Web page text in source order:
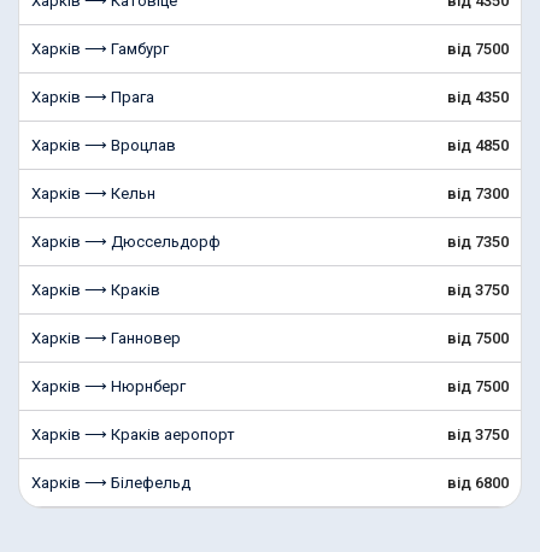
Харків ⟶ Гамбург від 7500
Харків ⟶ Прага від 4350
Харків ⟶ Вроцлав від 4850
Харків ⟶ Кельн від 7300
Харків ⟶ Дюссельдорф від 7350
Харків ⟶ Краків від 3750
Харків ⟶ Ганновер від 7500
Харків ⟶ Нюрнберг від 7500
Харків ⟶ Краків аеропорт від 3750
Харків ⟶ Білефельд від 6800